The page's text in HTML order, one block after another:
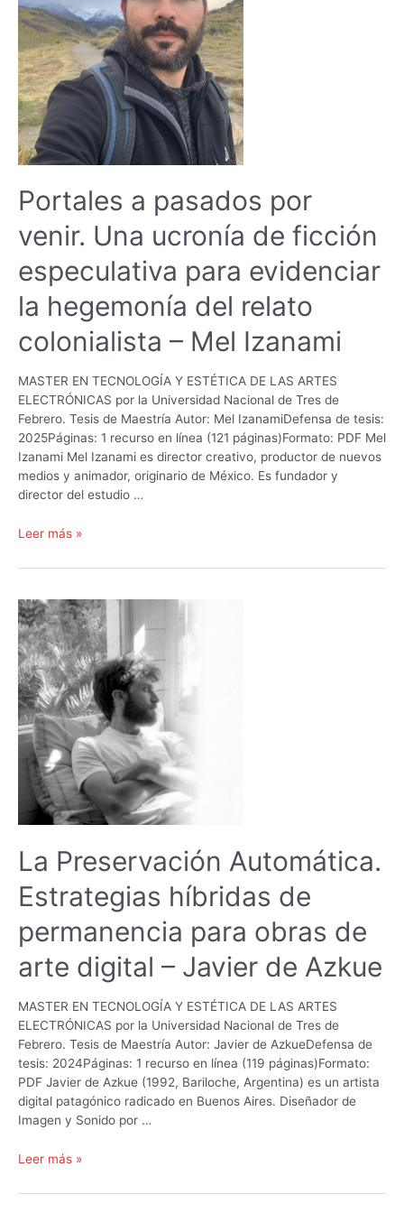
Portales a pasados por
venir. Una ucronía de ficción
especulativa para evidenciar
la hegemonía del relato
colonialista – Mel Izanami
MASTER EN TECNOLOGÍA Y ESTÉTICA DE LAS ARTES
ELECTRÓNICAS por la Universidad Nacional de Tres de
Febrero. Tesis de Maestría Autor: Mel IzanamiDefensa de tesis:
2025Páginas: 1 recurso en línea (121 páginas)Formato: PDF Mel
Izanami Mel Izanami es director creativo, productor de nuevos
medios y animador, originario de México. Es fundador y
director del estudio …
Portales
pasados
venir.
Una
ucronía
de
ficción
especulativa
para
evidenciar
la
hegemonía
relato
–
Mel
Izanami
Leer más »
La Preservación Automática.
Estrategias híbridas de
permanencia para obras de
arte digital – Javier de Azkue
MASTER EN TECNOLOGÍA Y ESTÉTICA DE LAS ARTES
ELECTRÓNICAS por la Universidad Nacional de Tres de
Febrero. Tesis de Maestría Autor: Javier de AzkueDefensa de
tesis: 2024Páginas: 1 recurso en línea (119 páginas)Formato:
PDF Javier de Azkue (1992, Bariloche, Argentina) es un artista
digital patagónico radicado en Buenos Aires. Diseñador de
Imagen y Sonido por …
La
Automática.
Leer más »